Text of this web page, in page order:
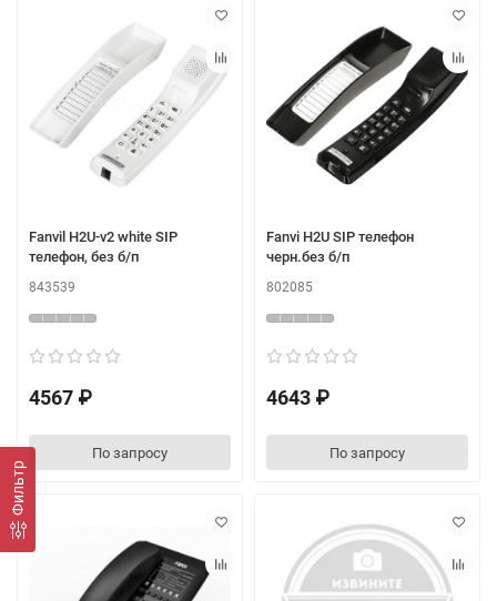
Фильтр
Fanvil H2U-v2 white SIP
телефон, без б/п
843539
4567 ₽
По запросу
Fanvi H2U SIP телефон
черн.без б/п
802085
4643 ₽
По запросу